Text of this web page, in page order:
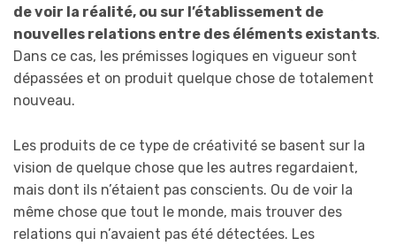
de voir la réalité, ou sur l’établissement de
nouvelles relations entre des éléments existants.
Dans ce cas, les prémisses logiques en vigueur sont
dépassées et on produit quelque chose de totalement
nouveau.
Les produits de ce type de créativité se basent sur la
vision de quelque chose que les autres regardaient,
mais dont ils n’étaient pas conscients. Ou de voir la
même chose que tout le monde, mais trouver des
relations qui n’avaient pas été détectées. Les